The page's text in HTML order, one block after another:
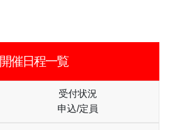
開催日程一覧
受付状況
申込/定員